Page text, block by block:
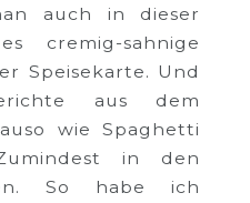
auch in dieser
cremig-sahnige
Speisekarte. Und
aus dem
wie Spaghetti
in den
So habe ich